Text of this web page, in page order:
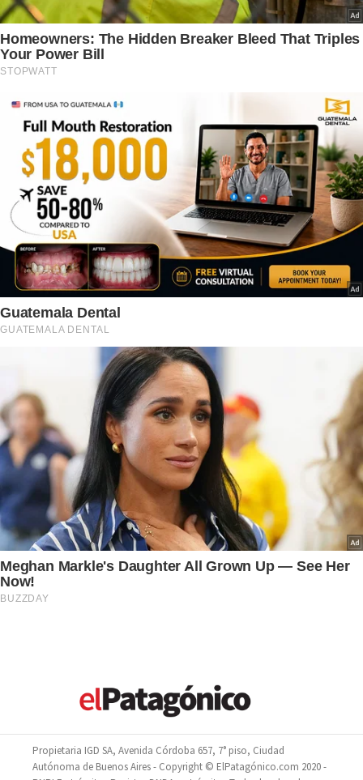
Propietaria IGD SA, Avenida Córdoba 657, 7° piso, Ciudad
Autónoma de Buenos Aires - Copyright © ElPatagónico.com 2020 -